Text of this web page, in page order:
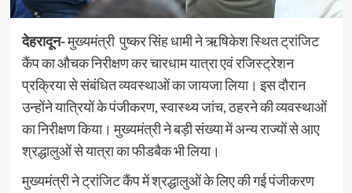
देहरादून-मुख्यमंत्री पुष्कर सिंह धामी ने ऋषिकेश स्थित ट्रांजिट
कैंप का औचक निरीक्षण कर चारधाम यात्रा एवं रजिस्ट्रेशन
प्रक्रिया से संबंधित व्यवस्थाओं का जायजा लिया। इस दौरान
उन्होंने यात्रियों के पंजीकरण, स्वास्थ्य जांच, ठहरने की व्यवस्थाओं
का निरीक्षण किया। मुख्यमंत्री ने बड़ी संख्या में अन्य राज्यों से आए
श्रद्धालुओं से यात्रा का फीडबैक भी लिया।
मुख्यमंत्री ने ट्रांजिट कैंप में श्रद्धालुओं के लिए की गई पंजीकरण